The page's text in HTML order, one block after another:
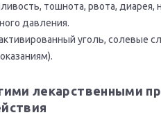
тошнота, рвота, диарея,
давления.
уголь, солевые
лекарственными